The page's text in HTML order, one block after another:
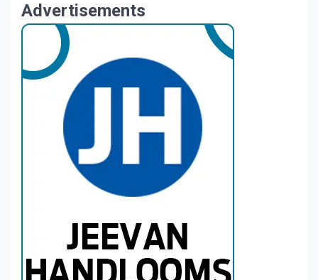
Advertisements